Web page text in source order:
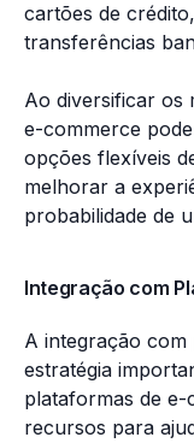
cartões de
transferências
Ao diversificar os
e-commerce
opções flexíveis
melhorar a
probabilidade de
Integração com
A integração
estratégia
plataformas de e-
recursos para